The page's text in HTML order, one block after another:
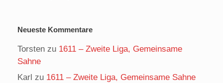
Neueste Kommentare
Torsten zu 1611 – Zweite Liga, Gemeinsame
Sahne
Karl zu 1611 – Zweite Liga, Gemeinsame Sahne